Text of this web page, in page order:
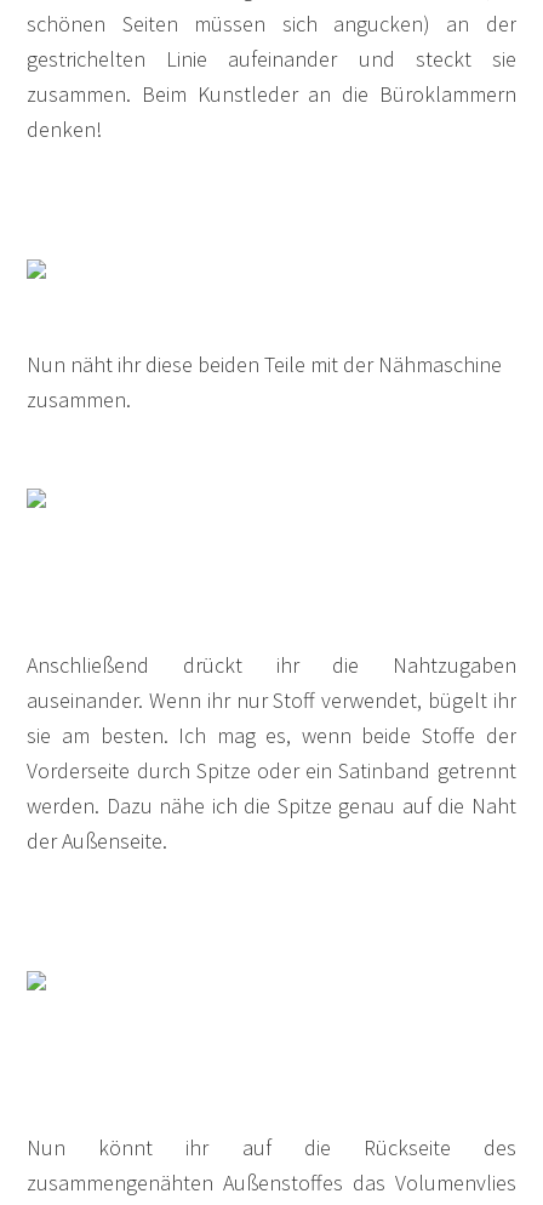
schönen Seiten müssen sich angucken) an der
gestrichelten Linie aufeinander und steckt sie
zusammen. Beim Kunstleder an die Büroklammern
denken!
Nun näht ihr diese beiden Teile mit der Nähmaschine
zusammen.
Anschließend drückt ihr die Nahtzugaben
auseinander. Wenn ihr nur Stoff verwendet, bügelt ihr
sie am besten. Ich mag es, wenn beide Stoffe der
Vorderseite durch Spitze oder ein Satinband getrennt
werden. Dazu nähe ich die Spitze genau auf die Naht
der Außenseite.
Nun könnt ihr auf die Rückseite des
zusammengenähten Außenstoffes das Volumenvlies